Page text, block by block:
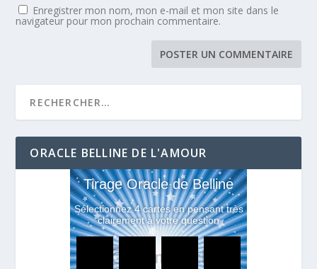
Enregistrer mon nom, mon e-mail et mon site dans le
navigateur pour mon prochain commentaire.
ORACLE BELLINE DE L'AMOUR